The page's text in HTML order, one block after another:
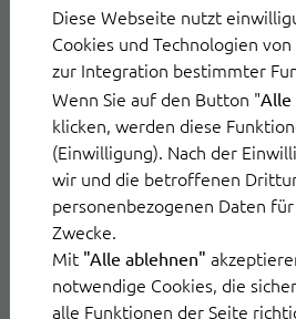
Diese Webseite nutzt
Cookies und Technologien
zur Integration bestimmter
Wenn Sie auf den Button "Alle
klicken, werden diese
(Einwilligung). Nach der
wir und die betroffenen
personenbezogenen Daten
Zwecke.
Mit "Alle ablehnen"
notwendige Cookies, die
alle Funktionen der Seite
abgegrenzten High-
skalieren anschließend
automatisieren komplette
KI-Agenten. Der
flexibel, ganz im Tempo
ThinkOwl unterstützt
Einführung mit KI-
Vollautomatisierung mit AI